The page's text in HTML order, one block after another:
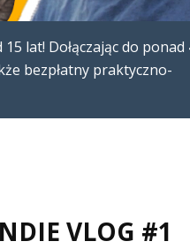
lat! Dołączając do ponad
bezpłatny praktyczno-
VLOG #1